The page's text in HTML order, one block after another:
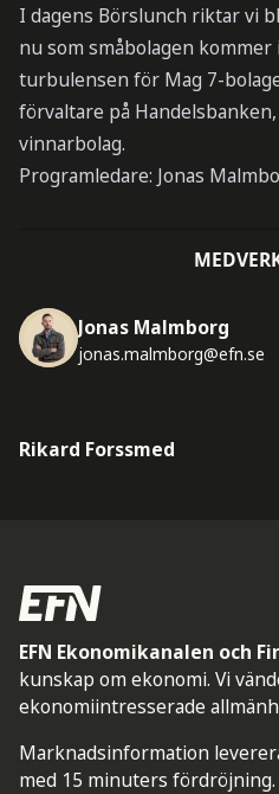
I dagens Börslunch riktar vi
nu som småbolagen kommer
turbulensen för Mag 7-
förvaltare på
vinnarbolag.
Programledare: Jonas
Jonas Malmborg
jonas.malmborg@efn.se
Rikard Forssmed
EFN Ekonomikanalen och
kunskap om ekonomi. Vi
ekonomiintresserade
Marknadsinformation
med 15 minuters fördröjning.